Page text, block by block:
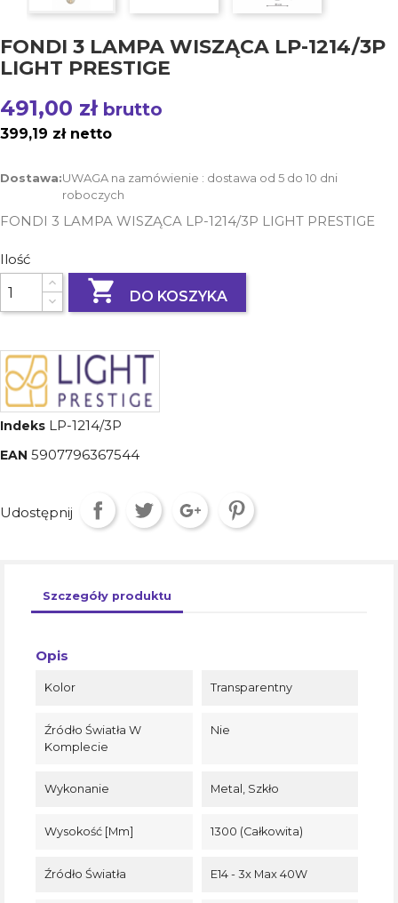
FONDI 3 LAMPA WISZĄCA LP-1214/3P
LIGHT PRESTIGE
491,00 zł brutto
399,19 zł netto
Dostawa:UWAGA na zamówienie : dostawa od 5 do 10 dni
roboczych
FONDI 3 LAMPA WISZĄCA LP-1214/3P LIGHT PRESTIGE
Ilość
 DO KOSZYKA
Indeks LP-1214/3P
EAN 5907796367544
Udostępnij
Szczegóły produktu
Opis
Kolor Transparentny
Źródło Światła W
Komplecie
Nie
Wykonanie Metal, Szkło
Wysokość [mm] 1300 (całkowita)
Źródło Światła E14 - 3x Max 40W